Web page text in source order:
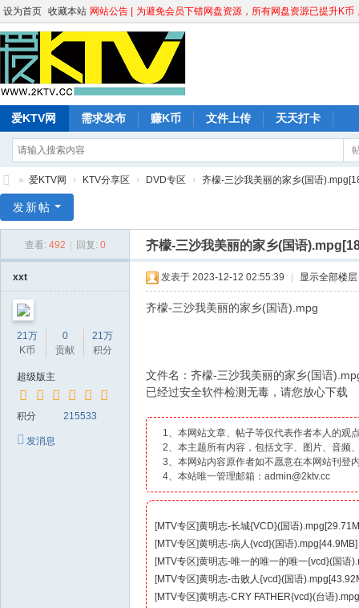
设为首页 收藏本站 网站公告 | 为避免会员下错网盘资源，所有网盘资源已提升K
爱KTV网 需求发布 赚K币 文件上传 天天打卡
K
» 爱KTV网 › KTV分享区 › DVD专区 › 齐檬-三沙我美丽的家乡(国语
发新帖
查看: 492 回复: 0 齐檬-三沙我美丽的家乡(国语
xxt
21万
K币
0
贡献
21万
积分
超级版主
积分 215533
发消息
发表于 2023-12-12 02:55:39 显示全部楼层
齐檬-三沙我美丽的家乡(国语).mpg
文件名：齐檬-三沙我美丽的家乡(国语
已经过安全软件检测无毒，请您放心下载
1、本网站文章、帖子等仅代表作者本人的观
2、本主题所有内容，包括文字、图片、音频
3、本网站内容原作者如不愿意在本网站刊登
4、本站唯一管理邮箱：admin@2ktv.cc
黄明志-长城{VCD}(国语
[MTV专区]
黄明志-病人{vcd}(国语).mpg[44.9MB]
[MTV专区]
黄明志-唯一的唯一的唯一{vcd}(国语
[MTV专区]
黄明志-击败人{vcd}(国语
[MTV专区]
黄明志-CRY FATHER{vcd}(台语
[MTV专区]